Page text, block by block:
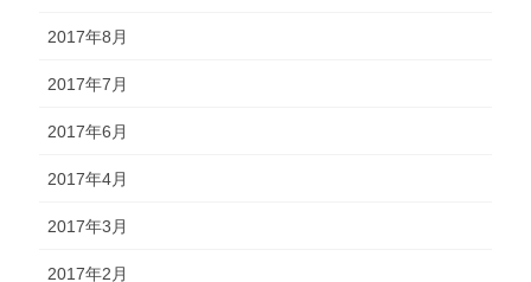
2017年8月
2017年7月
2017年6月
2017年4月
2017年3月
2017年2月